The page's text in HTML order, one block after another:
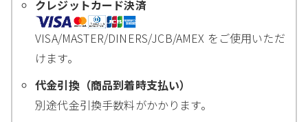
クレジットカード決済
VISA/MASTER/DINERS/JCB/AMEX をご使用いただ
けます。
代金引換（商品到着時支払い）
別途代金引換手数料がかかります。